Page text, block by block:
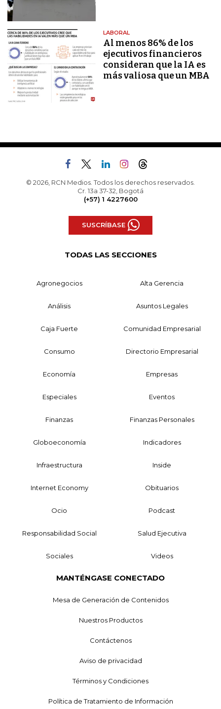
LABORAL
Al menos 86% de los
ejecutivos financieros
consideran que la IA es
más valiosa que un MBA
© 2026, RCN Medios. Todos los derechos reservados.
Cr. 13a 37-32, Bogotá
(+57) 1 4227600
SUSCRÍBASE
TODAS LAS SECCIONES
Agronegocios Alta Gerencia
Análisis Asuntos Legales
Caja Fuerte Comunidad Empresarial
Consumo Directorio Empresarial
Economía Empresas
Especiales Eventos
Finanzas Finanzas Personales
Globoeconomía Indicadores
Infraestructura Inside
Internet Economy Obituarios
Ocio Podcast
Responsabilidad Social Salud Ejecutiva
Sociales Videos
MANTÉNGASE CONECTADO
Mesa de Generación de Contenidos
Nuestros Productos
Contáctenos
Aviso de privacidad
Términos y Condiciones
Política de Tratamiento de Información